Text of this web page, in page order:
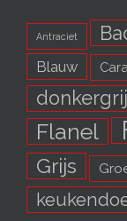
Antraciet
Blauw
Flanel
Grijs